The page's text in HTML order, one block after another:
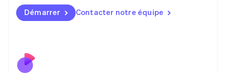
Démarrer Contacter notre équipe
FrançaisDeutschEnglish
Malaisie
Mexique
Español